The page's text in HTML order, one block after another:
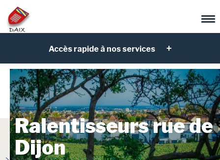
Accès rapide à nos services
Ralentisseurs rue de
Dijon